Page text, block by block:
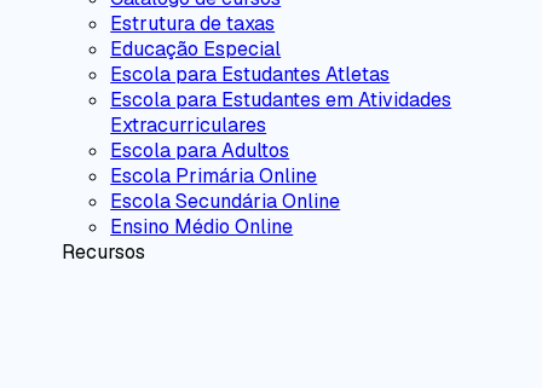
Estrutura de taxas
Educação Especial
Escola para Estudantes Atletas
Escola para Estudantes em Atividades
Extracurriculares
Escola para Adultos
Escola Primária Online
Escola Secundária Online
Ensino Médio Online
Recursos